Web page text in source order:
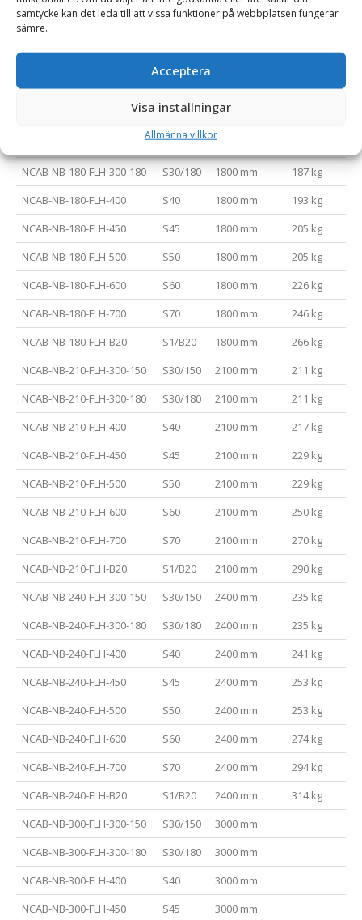
samtycke kan det leda till att vissa funktioner på webbplatsen fungerar
sämre.
Acceptera
Visa inställningar
Allmänna villkor
NCAB-NB-150-FLH-500
NCAB-NB-150-FLH-700
S70 1500 mm
222 kg
S1/B20 1500 mm
NCAB-NB-180-FLH-300-150
S30/150 1800 mm
NCAB-NB-180-FLH-300-180
S30/180 1800 mm
187 kg
NCAB-NB-180-FLH-400
S40 1800 mm
193 kg
NCAB-NB-180-FLH-450
S45 1800 mm
205 kg
NCAB-NB-180-FLH-500
S50 1800 mm
205 kg
NCAB-NB-180-FLH-600
S60 1800 mm
226 kg
NCAB-NB-180-FLH-700
S70 1800 mm
246 kg
NCAB-NB-180-FLH-B20
S1/B20 1800 mm
266 kg
NCAB-NB-210-FLH-300-150
S30/150 2100 mm
211 kg
NCAB-NB-210-FLH-300-180
S30/180 2100 mm
211 kg
NCAB-NB-210-FLH-400
S40 2100 mm
217 kg
NCAB-NB-210-FLH-450
S45 2100 mm
229 kg
NCAB-NB-210-FLH-500
S50 2100 mm
229 kg
NCAB-NB-210-FLH-600
S60 2100 mm
250 kg
NCAB-NB-210-FLH-700
S70 2100 mm
270 kg
NCAB-NB-210-FLH-B20
S1/B20 2100 mm
290 kg
NCAB-NB-240-FLH-300-150
S30/150 2400 mm
235 kg
NCAB-NB-240-FLH-300-180
S30/180 2400 mm
235 kg
NCAB-NB-240-FLH-400
S40 2400 mm
241 kg
NCAB-NB-240-FLH-450
S45 2400 mm
253 kg
NCAB-NB-240-FLH-500
S50 2400 mm
253 kg
NCAB-NB-240-FLH-600
S60 2400 mm
274 kg
NCAB-NB-240-FLH-700
S70 2400 mm
294 kg
NCAB-NB-240-FLH-B20
S1/B20 2400 mm
314 kg
NCAB-NB-300-FLH-300-150
S30/150
3000 mm
NCAB-NB-300-FLH-300-180
S30/180
3000 mm
NCAB-NB-300-FLH-400
S40
3000 mm
NCAB-NB-300-FLH-450
S45
3000 mm